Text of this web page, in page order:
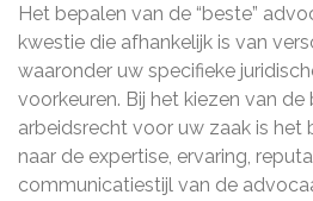
Het bepalen van de “beste”
kwestie die afhankelijk is van
waaronder uw specifieke
voorkeuren. Bij het kiezen van
arbeidsrecht voor uw zaak is het
naar de expertise, ervaring,
communicatiestijl van de